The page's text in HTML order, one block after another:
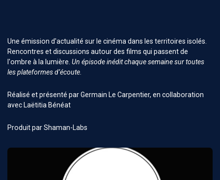
Une émission d'actualité sur le cinéma dans les territoires isolés.
Rencontres et discussions autour des films qui passent de
l'ombre à la lumière. Un épisode inédit chaque semaine sur toutes
les plateformes d’écoute.
Réalisé et présenté par Germain Le Carpentier, en collaboration
avec Laëtitia Bénéat
Produit par Shaman-Labs